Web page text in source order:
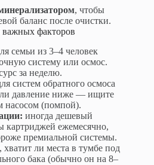
, чтобы
баланс после очистки.
важных факторов
семьи из 3–4 человек
систему или осмос.
за неделю.
систем обратного осмоса
давление ниже — ищите
насосом (помпой).
иногда дешевый
картриджей ежемесячно,
премиальной системы.
хватит ли места в тумбе под
бака (обычно он на 8–